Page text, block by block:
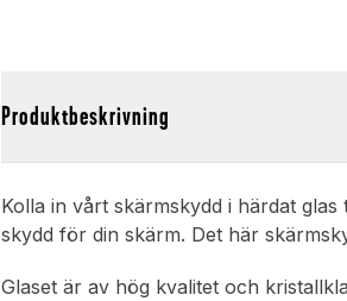
Produktbeskrivning
Kolla in vårt skärmskydd i härdat glas
skydd för din skärm. Det här
Glaset är av hög kvalitet och